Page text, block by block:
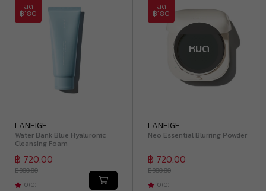
ลด
฿180
LANEIGE
Water Bank Blue Hyaluronic
Cleansing Foam
฿ 720.00
฿ 900.00
|0(0)
ลด
฿180
หมด
LANEIGE
Neo Essential Blurring Powder
฿ 720.00
฿ 900.00
|0(0)